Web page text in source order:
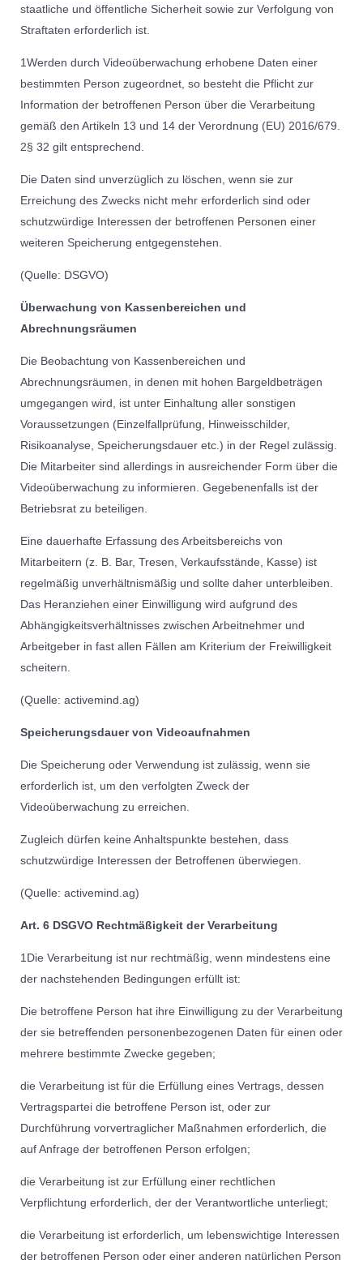
staatliche und öffentliche Sicherheit sowie zur Verfolgung von
Straftaten erforderlich ist.
1Werden durch Videoüberwachung erhobene Daten einer
bestimmten Person zugeordnet, so besteht die Pflicht zur
Information der betroffenen Person über die Verarbeitung
gemäß den Artikeln 13 und 14 der Verordnung (EU) 2016/679.
2§ 32 gilt entsprechend.
Die Daten sind unverzüglich zu löschen, wenn sie zur
Erreichung des Zwecks nicht mehr erforderlich sind oder
schutzwürdige Interessen der betroffenen Personen einer
weiteren Speicherung entgegenstehen.
(Quelle: DSGVO)
Überwachung von Kassenbereichen und
Abrechnungsräumen
Die Beobachtung von Kassenbereichen und
Abrechnungsräumen, in denen mit hohen Bargeldbeträgen
umgegangen wird, ist unter Einhaltung aller sonstigen
Voraussetzungen (Einzelfallprüfung, Hinweisschilder,
Risikoanalyse, Speicherungsdauer etc.) in der Regel zulässig.
Die Mitarbeiter sind allerdings in ausreichender Form über die
Videoüberwachung zu informieren. Gegebenenfalls ist der
Betriebsrat zu beteiligen.
Eine dauerhafte Erfassung des Arbeitsbereichs von
Mitarbeitern (z. B. Bar, Tresen, Verkaufsstände, Kasse) ist
regelmäßig unverhältnismäßig und sollte daher unterbleiben.
Das Heranziehen einer Einwilligung wird aufgrund des
Abhängigkeitsverhältnisses zwischen Arbeitnehmer und
Arbeitgeber in fast allen Fällen am Kriterium der Freiwilligkeit
scheitern.
(Quelle: activemind.ag)
Speicherungsdauer von Videoaufnahmen
Die Speicherung oder Verwendung ist zulässig, wenn sie
erforderlich ist, um den verfolgten Zweck der
Videoüberwachung zu erreichen.
Zugleich dürfen keine Anhaltspunkte bestehen, dass
schutzwürdige Interessen der Betroffenen überwiegen.
(Quelle: activemind.ag)
Art. 6 DSGVO Rechtmäßigkeit der Verarbeitung
1Die Verarbeitung ist nur rechtmäßig, wenn mindestens eine
der nachstehenden Bedingungen erfüllt ist:
Die betroffene Person hat ihre Einwilligung zu der Verarbeitung
der sie betreffenden personenbezogenen Daten für einen oder
mehrere bestimmte Zwecke gegeben;
die Verarbeitung ist für die Erfüllung eines Vertrags, dessen
Vertragspartei die betroffene Person ist, oder zur
Durchführung vorvertraglicher Maßnahmen erforderlich, die
auf Anfrage der betroffenen Person erfolgen;
die Verarbeitung ist zur Erfüllung einer rechtlichen
Verpflichtung erforderlich, der der Verantwortliche unterliegt;
die Verarbeitung ist erforderlich, um lebenswichtige Interessen
der betroffenen Person oder einer anderen natürlichen Person